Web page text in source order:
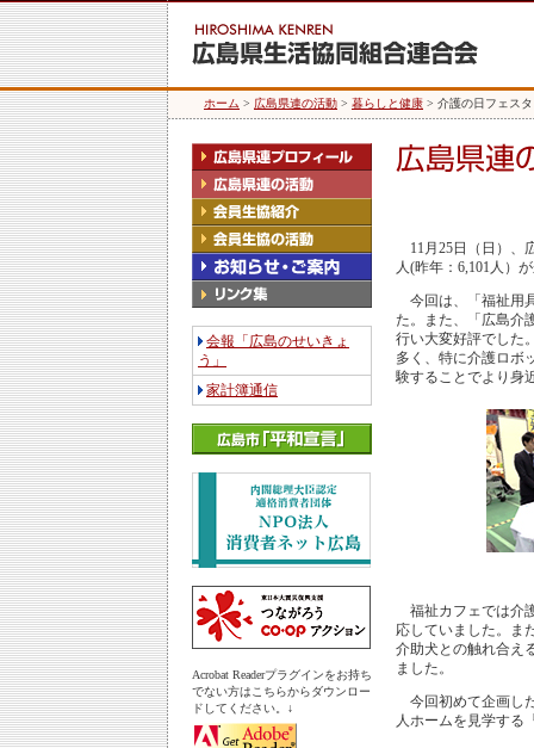
ホーム > 広島県連の活動 > 暮らしと健康 > 介護の日フェス
会報「広島のせいきょ
う」
家計簿通信
Acrobat Readerプラグインをお持ち
でない方はこちらからダウンロー
ドしてください。↓
11月25日（日）、
人(昨年：6,101人）
今回は、「福祉用
た。また、「広島介
行い大変好評でした
多く、特に介護ロボ
験することでより身
福祉カフェでは介
応していました。ま
介助犬との触れ合え
ました。
今回初めて企画し
人ホームを見学する